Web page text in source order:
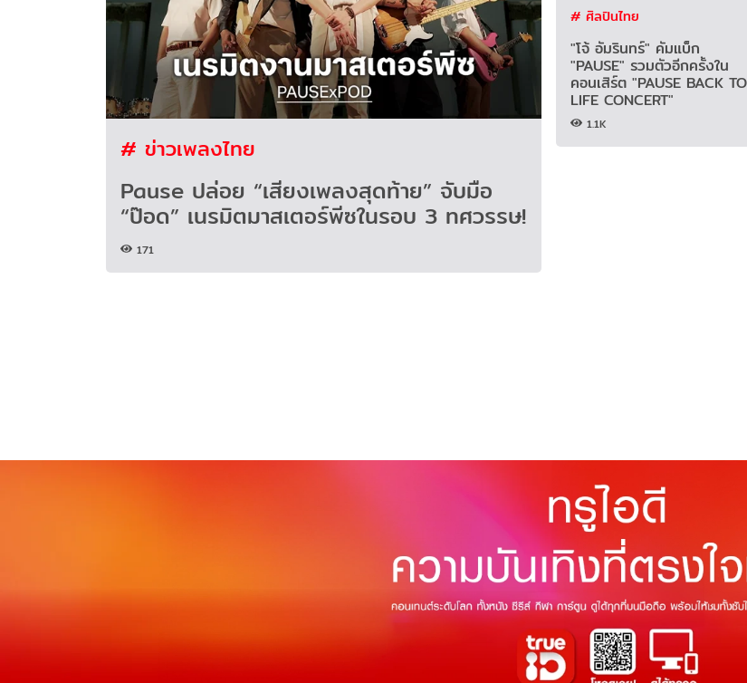
# ข่าวเพลงไทย
Pause ปล่อย “เสียงเพลงสุดท้าย” จับมือ
“ป๊อด” เนรมิตมาสเตอร์พีซในรอบ 3 ทศวรรษ!
171
# ศิลปินไทย
"โจ้ อัมรินทร์" คัมแบ็ก
"PAUSE" รวมตัวอีกครั้งใน
คอนเสิร์ต "PAUSE BACK TO
LIFE CONCERT"
1.1K